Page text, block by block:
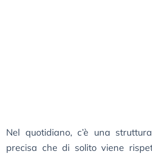
Nel quotidiano, c’è una
precisa che di solito viene